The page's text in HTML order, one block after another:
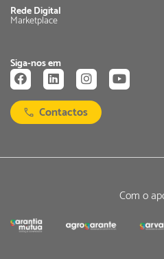
Rede Digital
Marketplace
Siga-nos em
Contactos
Com o